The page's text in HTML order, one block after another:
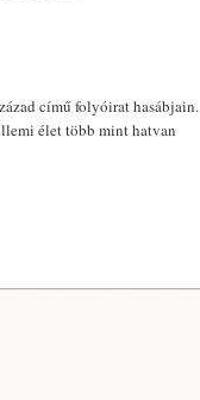
című folyóirat hasábjain.
élet több mint hatvan